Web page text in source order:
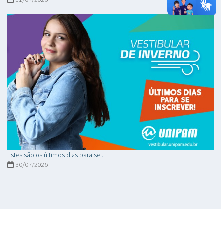
Estes são os últimos dias para se...
30/07/2026